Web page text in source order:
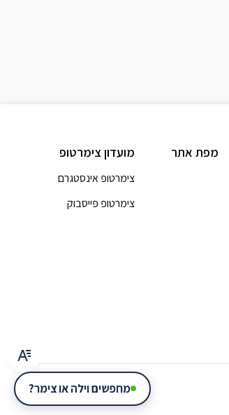
מפת אתר מועדון צימרטופ
צימרטופ אינסטגרם
צימרטופ פייסבוק
מחפשים וילה או צימר?